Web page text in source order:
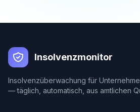
Insolvenzmonitor
Insolvenzüberwachung für
— täglich, automatisch, aus amtlichen